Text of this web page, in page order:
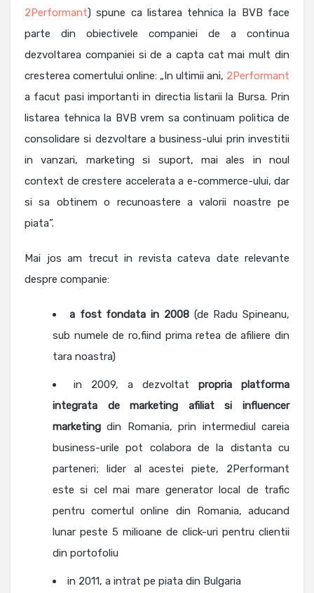
2Performant) spune ca listarea tehnica la BVB face
parte din obiectivele companiei de a continua
dezvoltarea companiei si de a capta cat mai mult din
cresterea comertului online: „In ultimii ani, 2Performant
a facut pasi importanti in directia listarii la Bursa. Prin
listarea tehnica la BVB vrem sa continuam politica de
consolidare si dezvoltare a business-ului prin investitii
in vanzari, marketing si suport, mai ales in noul
context de crestere accelerata a e-commerce-ului, dar
si sa obtinem o recunoastere a valorii noastre pe
piata”.
Mai jos am trecut in revista cateva date relevante
despre companie:
a fost fondata in 2008(de Radu Spineanu,
sub numele de ro,fiind prima retea de afiliere din
tara noastra)
in 2009, a dezvoltat propria platforma
integrata de marketing afiliat si influencer
marketingdin Romania, prin intermediul careia
business-urile pot colabora de la distanta cu
parteneri; lider al acestei piete, 2Performant
este si cel mai mare generator local de trafic
pentru comertul online din Romania, aducand
lunar peste 5 milioane de click-uri pentru clientii
din portofoliu
in 2011, a intrat pe piata din Bulgaria